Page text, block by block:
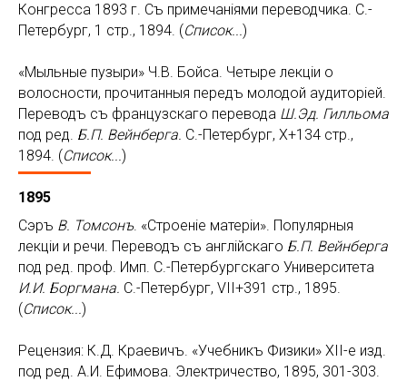
Конгресса 1893 г. Съ примечанiями переводчика. С.-
Петербург, 1 стр., 1894. (Список...)
«Мыльные пузыри» Ч.В. Бойса. Четыре лекцiи о
волосности, прочитанныя передъ молодой аудиторiей.
Переводъ съ французскаго перевода Ш.Эд. Гилльома
под ред. Б.П. Вейнберга. С.-Петербург, Х+134 стр.,
1894. (Список...)
1895
Сэръ В. Томсонъ. «Строенiе матерiи». Популярныя
лекцiи и речи. Переводъ съ англiйскаго Б.П. Вейнберга
под ред. проф. Имп. С.-Петербургскаго Университета
И.И. Боргмана. С.-Петербург, VII+391 стр., 1895.
(Список...)
Рецензия: К.Д. Краевичъ. «Учебникъ Физики» XII-е изд.
под ред. А.И. Ефимова. Электричество, 1895, 301-303.